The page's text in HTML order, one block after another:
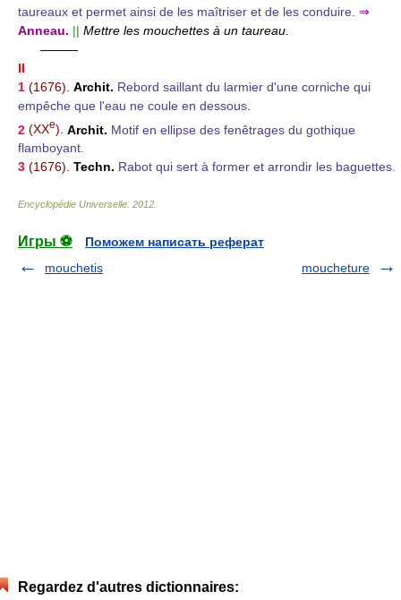
taureaux et permet ainsi de les maîtriser et de les conduire. ⇒
Anneau. || Mettre les mouchettes à un taureau.
———
II
1 (1676). Archit. Rebord saillant du larmier d'une corniche qui
empêche que l'eau ne coule en dessous.
2 (XXe). Archit. Motif en ellipse des fenêtrages du gothique
flamboyant.
3 (1676). Techn. Rabot qui sert à former et arrondir les baguettes.
Encyclopédie Universelle 2012
Игры ⚽
Поможем написать реферат
mouchetis
moucheture
Regardez d'autres dictionnaires: